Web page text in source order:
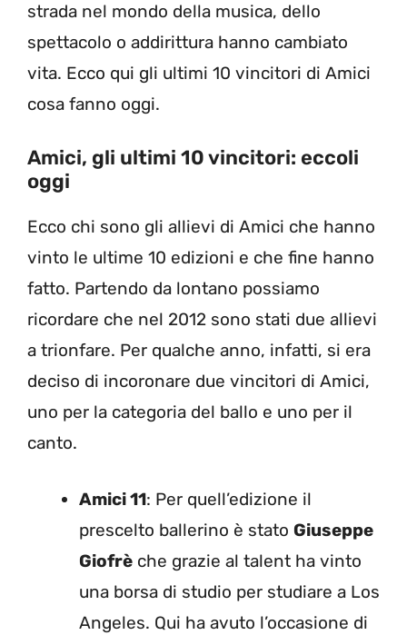
strada nel mondo della musica, dello
spettacolo o addirittura hanno cambiato
vita. Ecco qui gli ultimi 10 vincitori di Amici
cosa fanno oggi.
Amici, gli ultimi 10 vincitori: eccoli
oggi
Ecco chi sono gli allievi di Amici che hanno
vinto le ultime 10 edizioni e che fine hanno
fatto. Partendo da lontano possiamo
ricordare che nel 2012 sono stati due allievi
a trionfare. Per qualche anno, infatti, si era
deciso di incoronare due vincitori di Amici,
uno per la categoria del ballo e uno per il
canto.
Amici 11: Per quell’edizione il
prescelto ballerino è stato Giuseppe
Giofrè che grazie al talent ha vinto
una borsa di studio per studiare a Los
Angeles. Qui ha avuto l’occasione di